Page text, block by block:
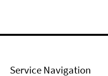
Service Navigation